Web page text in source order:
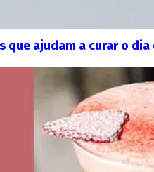
que ajudam a curar o